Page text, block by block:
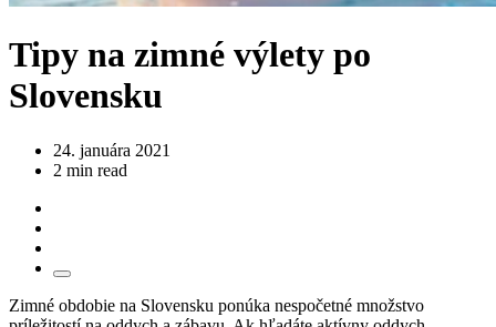
Tipy na zimné výlety po
Slovensku
24. januára 2021
2 min read
Zimné obdobie na Slovensku ponúka nespočetné množstvo